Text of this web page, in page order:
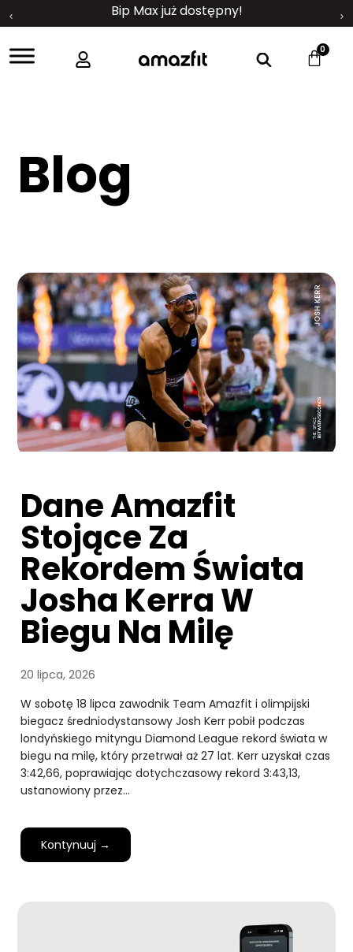
Bip Max już dostępny!
0
Blog
Dane Amazfit
Stojące Za
Rekordem Świata
Josha Kerra W
Biegu Na Milę
20 lipca, 2026
W sobotę 18 lipca zawodnik Team Amazfit i olimpijski
biegacz średniodystansowy Josh Kerr pobił podczas
londyńskiego mityngu Diamond League rekord świata w
biegu na milę, który przetrwał aż 27 lat. Kerr uzyskał czas
3:42,66, poprawiając dotychczasowy rekord 3:43,13,
ustanowiony przez…
Kontynuuj →